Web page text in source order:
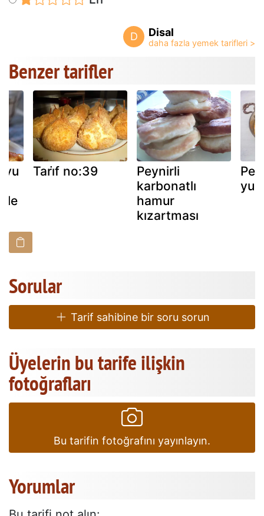
D Disal
Benzer tarifler
Tari̇f no:39
Peynirli
karbonatlı
hamur
kızartması
Sorular
Tarif sahibine bir soru sorun
Üyelerin bu tarife ilişkin
fotoğrafları
Bu tarifin fotoğrafını yayınlayın.
Yorumlar